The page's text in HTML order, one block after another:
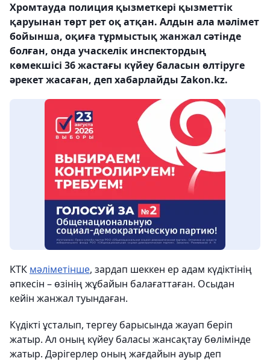
Хромтауда полиция қызметкері қызметтік
қаруынан төрт рет оқ атқан. Алдын ала мәлімет
бойынша, оқиға тұрмыстық жанжал сәтінде
болған, онда учаскелік инспектордың
көмекшісі 36 жастағы күйеу баласын өлтіруге
әрекет жасаған, деп хабарлайды Zakon.kz.
КТК мәліметінше, зардап шеккен ер адам күдіктінің
әпкесін – өзінің жұбайын балағаттаған. Осыдан
кейін жанжал туындаған.
Күдікті ұсталып, тергеу барысында жауап беріп
жатыр. Ал оның күйеу баласы жансақтау бөлімінде
жатыр. Дәрігерлер оның жағдайын ауыр деп